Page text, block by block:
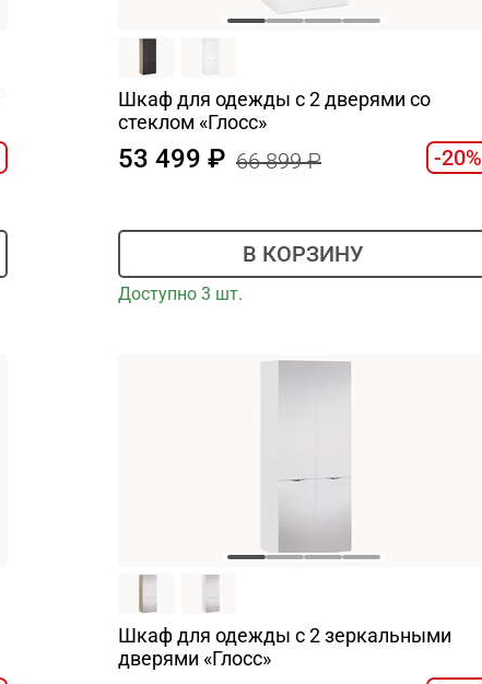
Шкаф для одежды с 2 дверями со
стеклом «Глосс»
53 499 66 899 -20%
В КОРЗИНУ
Доступно 3 шт.
Шкаф для одежды с 2 зеркальными
дверями «Глосс»